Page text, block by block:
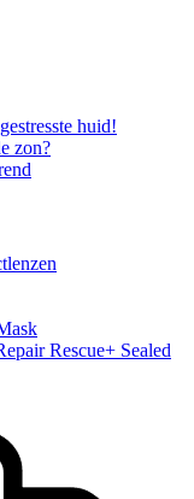
huid!
zon?
Rescue+ Sealed